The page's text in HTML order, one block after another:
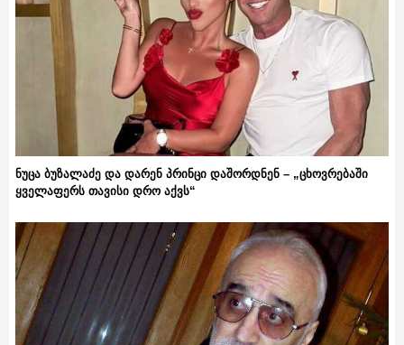
ნუცა ბუზალაძე და დარენ პრინცი დაშორდნენ – „ცხოვრებაში
ყველაფერს თავისი დრო აქვს“